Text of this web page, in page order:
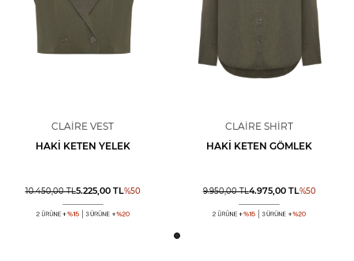
CLAIRE VEST
HAKI KETEN YELEK
10.450,00TL5.225,00TL%50
CLAIRE SHIRT
HAKI KETEN GÖMLEK
9.950,00TL4.975,00TL%50